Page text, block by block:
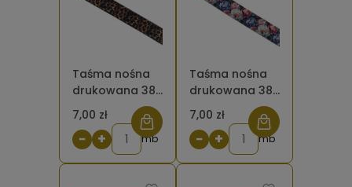
Taśma nośna
drukowana 38
mm Panterka
brązowa 8
7,00 zł
− + mb
Taśma nośna
drukowana 38
mm piwonie
pastelowe
7,00 zł
− + mb